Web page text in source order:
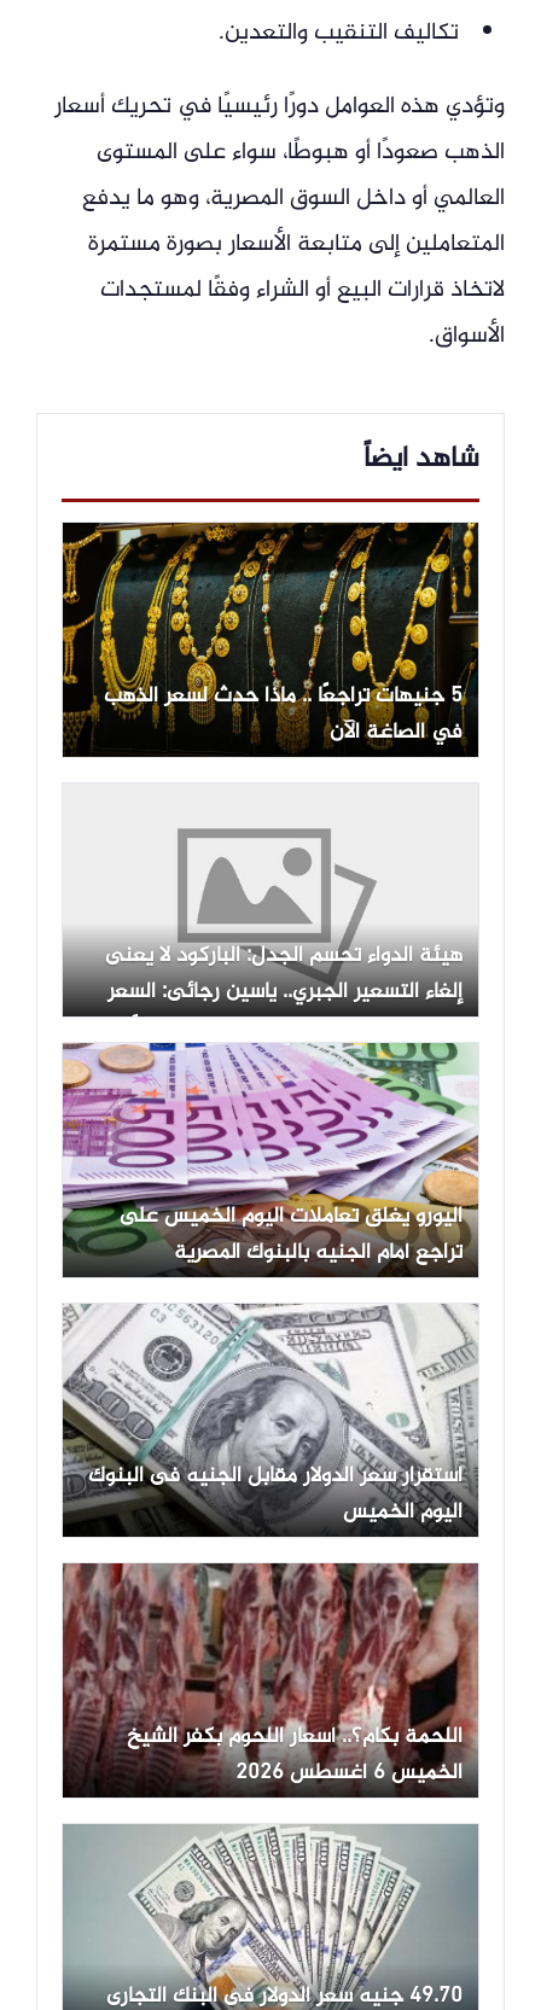
تكاليف التنقيب والتعدين.
وتؤدي هذه العوامل دورًا رئيسيًا في تحريك أسعار
الذهب صعودًا أو هبوطًا، سواء على المستوى
العالمي أو داخل السوق المصرية، وهو ما يدفع
المتعاملين إلى متابعة الأسعار بصورة مستمرة
لاتخاذ قرارات البيع أو الشراء وفقًا لمستجدات
الأسواق.
شاهد ايضاً
5 جنيهات تراجعًا .. ماذا حدث لسعر الذهب
في الصاغة الآن
هيئة الدواء تحسم الجدل: الباركود لا يعنى
إلغاء التسعير الجبري.. ياسين رجائى: السعر
المطبوع على عبوة الدواء سيبقى مدونًا
بشكل واضح ولن يُحذف.. وإطلاق المرحلة
الثانية من نظام التتبع الدوائي لتشمل 12
ألف صنف محلي
اليورو يغلق تعاملات اليوم الخميس على
تراجع أمام الجنيه بالبنوك المصرية
استقرار سعر الدولار مقابل الجنيه فى البنوك
اليوم الخميس
اللحمة بكام؟.. أسعار اللحوم بكفر الشيخ
الخميس 6 أغسطس 2026
49.70 جنيه سعر الدولار فى البنك التجارى